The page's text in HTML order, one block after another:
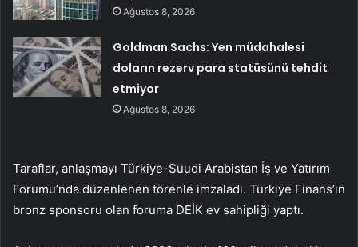
Ağustos 8, 2026
Goldman Sachs: Yen müdahalesi
doların rezerv para statüsünü tehdit
etmiyor
Ağustos 8, 2026
Taraflar, anlaşmayı Türkiye-Suudi Arabistan İş ve Yatırım
Forumu’nda düzenlenen törenle imzaladı. Türkiye Finans’ın
bronz sponsoru olan foruma DEİK ev sahipliği yaptı.